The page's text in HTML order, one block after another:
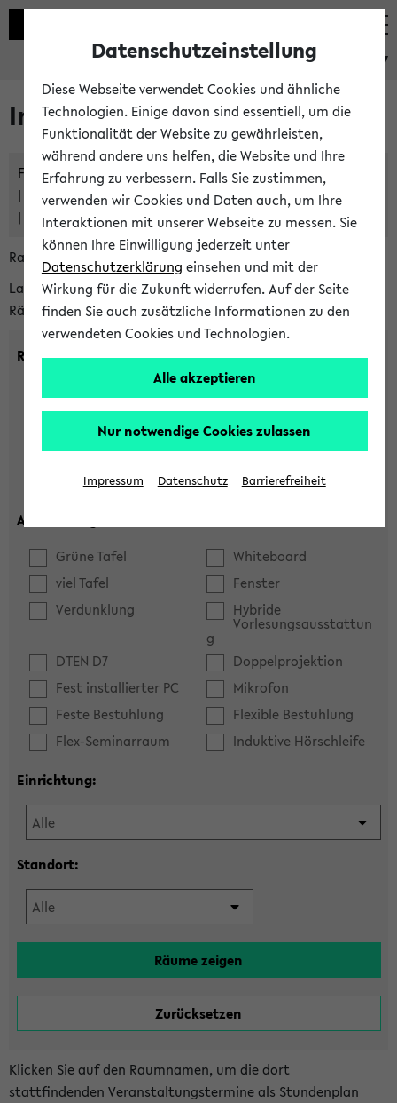
eKVV
Im eKVV verwaltete Räume
Freie Räume und Veranstaltungsüberschneidungen
Raumüberschneidungen
Hinweise der zentralen Raumvergabe
Raumanfragen:
raumvergabe@uni-bielefeld.de
Lassen Sie sich alle Räume anzeigen oder suchen Sie nach
Räumen mit bestimmten Eigenschaften:
Raumkriterien:
max. Plätze:
Ausstattung:
Grüne Tafel
Whiteboard
viel Tafel
Fenster
Verdunklung
Hybride
Vorlesungsausstattun
g
DTEN D7
Doppelprojektion
Fest installierter PC
Mikrofon
Feste Bestuhlung
Flexible Bestuhlung
Flex-Seminarraum
Induktive Hörschleife
Einrichtung:
Standort:
Klicken Sie auf den Raumnamen, um die dort
stattfindenden Veranstaltungstermine als Stundenplan
Datenschutzeinstellung
Diese Webseite verwendet Cookies und ähnliche
Technologien. Einige davon sind essentiell, um die
Funktionalität der Website zu gewährleisten,
während andere uns helfen, die Website und Ihre
Erfahrung zu verbessern. Falls Sie zustimmen,
verwenden wir Cookies und Daten auch, um Ihre
Interaktionen mit unserer Webseite zu messen. Sie
können Ihre Einwilligung jederzeit unter
Datenschutzerklärung einsehen und mit der
Wirkung für die Zukunft widerrufen. Auf der Seite
finden Sie auch zusätzliche Informationen zu den
verwendeten Cookies und Technologien.
Alle akzeptieren
Nur notwendige Cookies zulassen
Impressum Datenschutz Barrierefreiheit